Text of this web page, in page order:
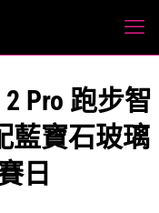
2 Pro 跑步智
藍寶石玻璃
日